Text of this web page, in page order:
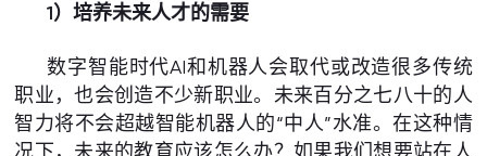
1）培养未来人才的需要
数字智能时代AI和机器人会取代或改造很多传统
职业，也会创造不少新职业。未来百分之七八十的人
智力将不会超越智能机器人的“中人”水准。在这种情
况下，未来的教育应该怎么办？如果我们想要站在人